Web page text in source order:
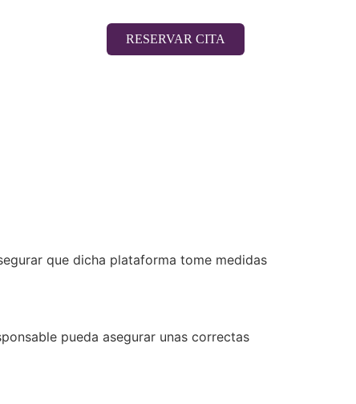
RESERVAR CITA
que dicha plataforma tome medidas
pueda asegurar unas correctas